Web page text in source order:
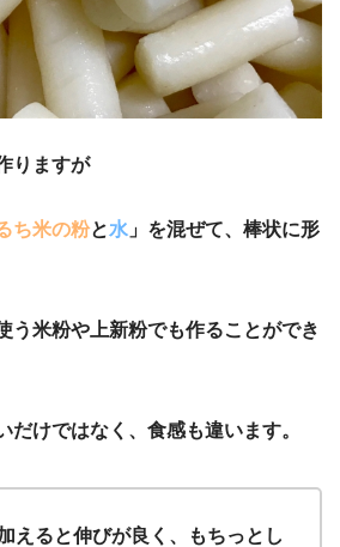
りますが
ち米の粉と水 」を混ぜて、棒状に形
う米粉や上新粉でも作ることができ
だけではなく、食感も違います。
えると伸びが良く、もちっとし